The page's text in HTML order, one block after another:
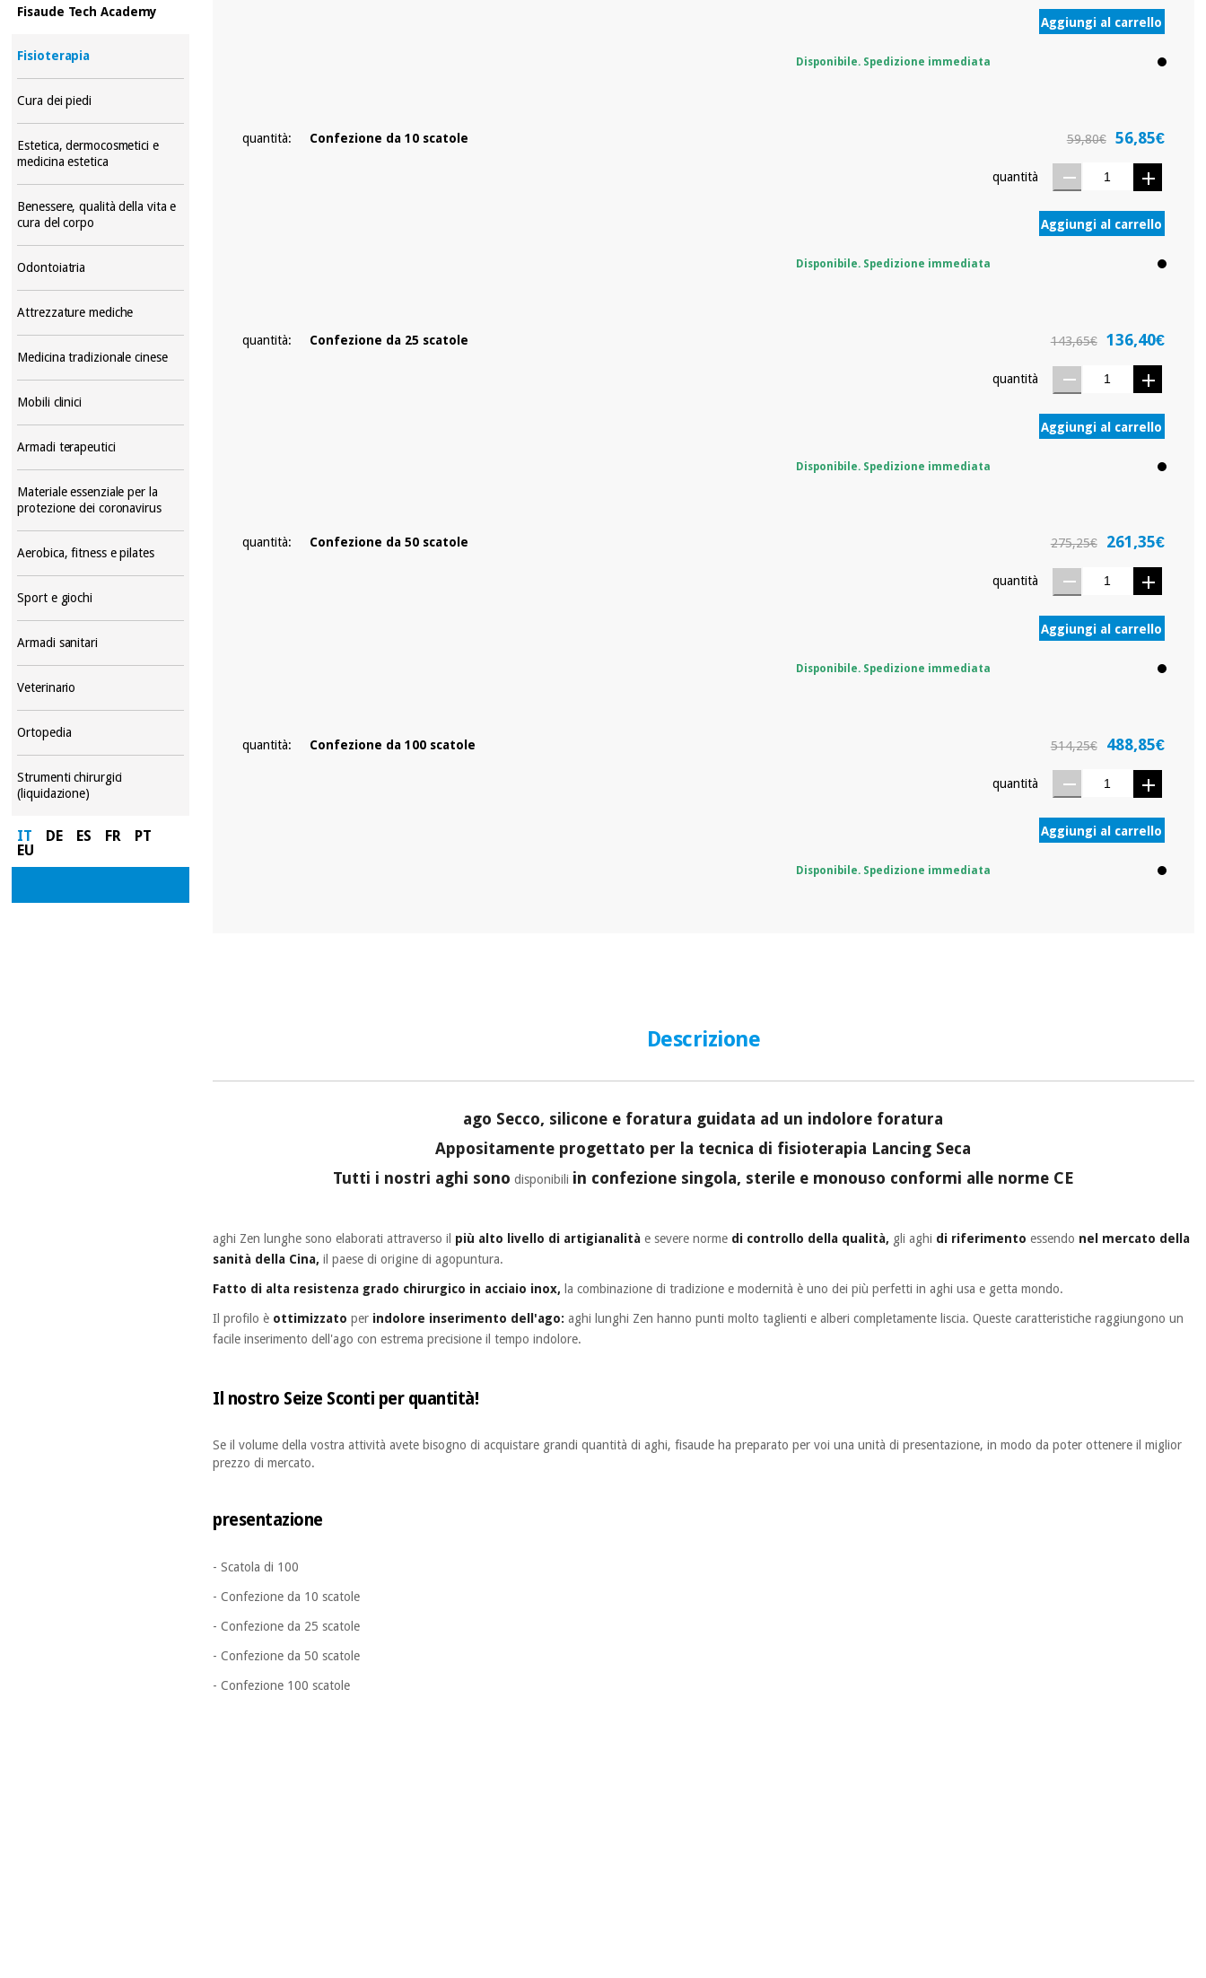
Fisaude Tech Academy
Fisioterapia
Cura dei piedi
Estetica, dermocosmetici e
medicina estetica
Benessere, qualità della vita e
cura del corpo
Odontoiatria
Attrezzature mediche
Medicina tradizionale cinese
Mobili clinici
Armadi terapeutici
Materiale essenziale per la
protezione dei coronavirus
Aerobica, fitness e pilates
Sport e giochi
Armadi sanitari
Veterinario
Ortopedia
Strumenti chirurgici
(liquidazione)
IT DE ES FR
PT
EU
Aggiungi al carrello
Disponibile. Spedizione immediata
quantità: Confezione da 10 scatole 59,80€ 56,85€
quantità
Aggiungi al carrello
Disponibile. Spedizione immediata
quantità: Confezione da 25 scatole 143,65€ 136,40€
quantità
Aggiungi al carrello
Disponibile. Spedizione immediata
quantità: Confezione da 50 scatole 275,25€ 261,35€
quantità
Aggiungi al carrello
Disponibile. Spedizione immediata
quantità: Confezione da 100 scatole 514,25€ 488,85€
quantità
Aggiungi al carrello
Disponibile. Spedizione immediata
Descrizione
ago Secco, silicone e foratura guidata ad un indolore foratura
Appositamente progettato per la tecnica di fisioterapia Lancing Seca
Tutti i nostri aghi sono disponibili in confezione singola, sterile e monouso conformi alle norme CE
aghi Zen lunghe sono elaborati attraverso il più alto livello di artigianalità e severe norme di controllo della qualità, gli aghi di riferimento essendo nel mercato della
sanità della Cina, il paese di origine di agopuntura.
Fatto di alta resistenza grado chirurgico in acciaio inox, la combinazione di tradizione e modernità è uno dei più perfetti in aghi usa e getta mondo.
Il profilo è ottimizzato per indolore inserimento dell'ago: aghi lunghi Zen hanno punti molto taglienti e alberi completamente liscia. Queste caratteristiche raggiungono un
facile inserimento dell'ago con estrema precisione il tempo indolore.
Il nostro Seize Sconti per quantità!
Se il volume della vostra attività avete bisogno di acquistare grandi quantità di aghi, fisaude ha preparato per voi una unità di presentazione, in modo da poter ottenere il miglior
prezzo di mercato.
presentazione
- Scatola di 100
- Confezione da 10 scatole
- Confezione da 25 scatole
- Confezione da 50 scatole
- Confezione 100 scatole